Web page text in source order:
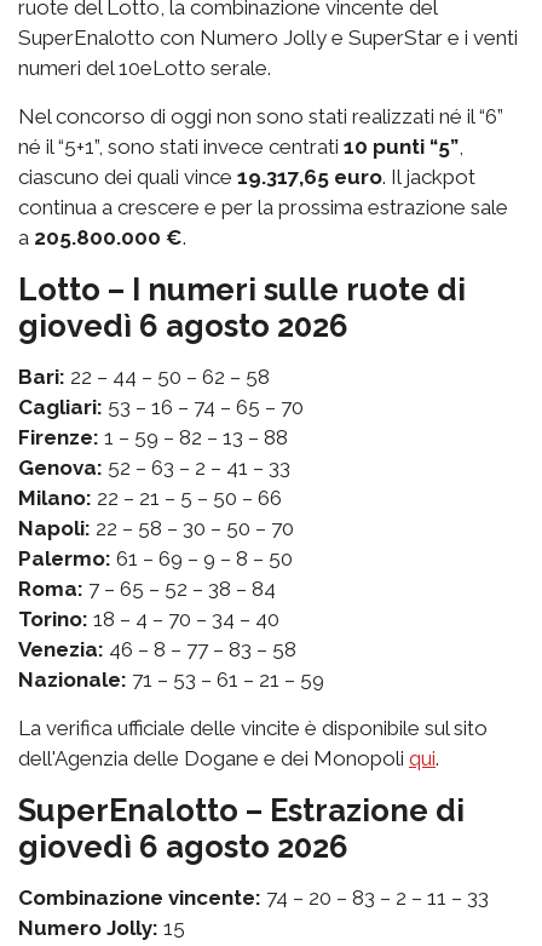
ruote del Lotto, la combinazione vincente del
SuperEnalotto con Numero Jolly e SuperStar e i venti
numeri del 10eLotto serale.
Nel concorso di oggi non sono stati realizzati né il “6”
né il “5+1”, sono stati invece centrati 10 punti “5”
ciascuno dei quali vince 19.317,65 euro. Il jackpot
continua a crescere e per la prossima estrazione sale
a 205.800.000 €.
Lotto – I numeri sulle ruote di
giovedì 6 agosto 2026
Bari: 22 – 44 – 50 – 62 – 58
Cagliari: 53 – 16 – 74 – 65 – 70
Firenze: 1 – 59 – 82 – 13 – 88
Genova: 52 – 63 – 2 – 41 – 33
Milano: 22 – 21 – 5 – 50 – 66
Napoli: 22 – 58 – 30 – 50 – 70
Palermo: 61 – 69 – 9 – 8 – 50
Roma: 7 – 65 – 52 – 38 – 84
Torino: 18 – 4 – 70 – 34 – 40
Venezia: 46 – 8 – 77 – 83 – 58
Nazionale: 71 – 53 – 61 – 21 – 59
La verifica ufficiale delle vincite è disponibile sul sito
dell'Agenzia delle Dogane e dei Monopoli qui.
SuperEnalotto – Estrazione di
giovedì 6 agosto 2026
Combinazione vincente: 74 – 20 – 83 – 2 – 11 – 33
Numero Jolly: 15